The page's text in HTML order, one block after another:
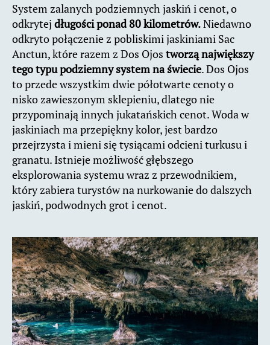
System zalanych podziemnych jaskiń i cenot, o
odkrytej długości ponad 80 kilometrów.Niedawno
odkryto połączenie z pobliskimi jaskiniami Sac
Anctun, które razem z Dos Ojos tworzą największy
tego typu podziemny system na świecie. Dos Ojos
to przede wszystkim dwie półotwarte cenoty o
nisko zawieszonym sklepieniu, dlatego nie
przypominają innych jukatańskich cenot. Woda w
jaskiniach ma przepiękny kolor, jest bardzo
przejrzysta i mieni się tysiącami odcieni turkusu i
granatu. Istnieje możliwość głębszego
eksplorowania systemu wraz z przewodnikiem,
który zabiera turystów na nurkowanie do dalszych
jaskiń, podwodnych grot i cenot.